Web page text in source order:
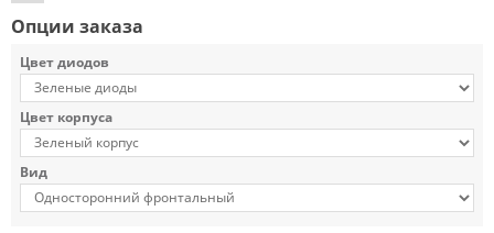
Опции заказа
Цвет диодов
Цвет корпуса
Вид